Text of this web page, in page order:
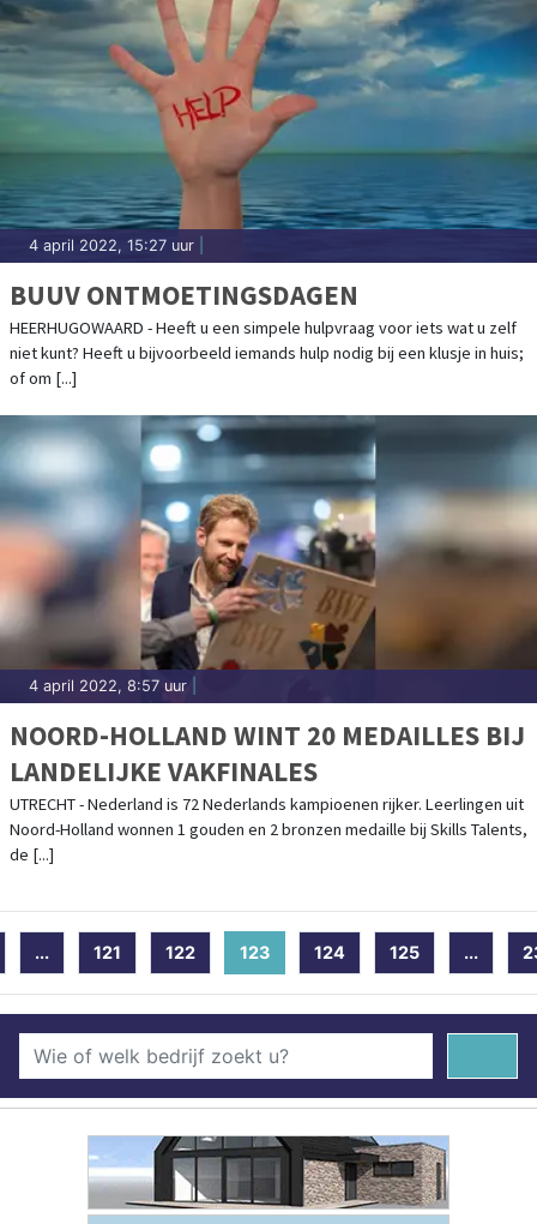
4 april 2022, 15:27 uur
BUUV ONTMOETINGSDAGEN
HEERHUGOWAARD - Heeft u een simpele hulpvraag voor iets wat u zelf
niet kunt? Heeft u bijvoorbeeld iemands hulp nodig bij een klusje in huis;
of om [...]
4 april 2022, 8:57 uur
NOORD-HOLLAND WINT 20 MEDAILLES BIJ
LANDELIJKE VAKFINALES
UTRECHT - Nederland is 72 Nederlands kampioenen rijker. Leerlingen uit
Noord-Holland wonnen 1 gouden en 2 bronzen medaille bij Skills Talents,
de [...]
... 121 122 123 (current)
124 125 ...